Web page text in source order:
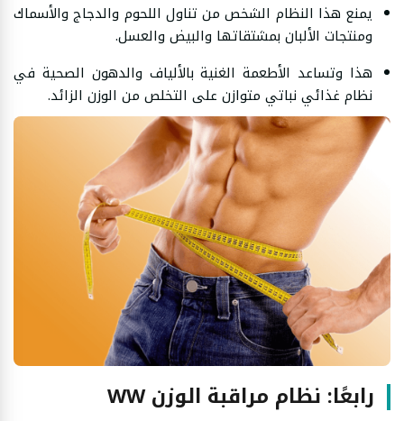
يمنع هذا النظام الشخص من تناول اللحوم والدجاج والأسماك
ومنتجات الألبان بمشتقاتها والبيض والعسل.
هذا وتساعد الأطعمة الغنية بالألياف والدهون الصحية في
نظام غذائي نباتي متوازن على التخلص من الوزن الزائد.
رابعًا: نظام مراقبة الوزن WW